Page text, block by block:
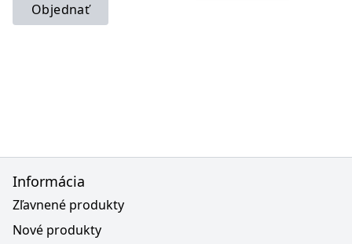
Objednať
Informácia
Zľavnené produkty
Nové produkty